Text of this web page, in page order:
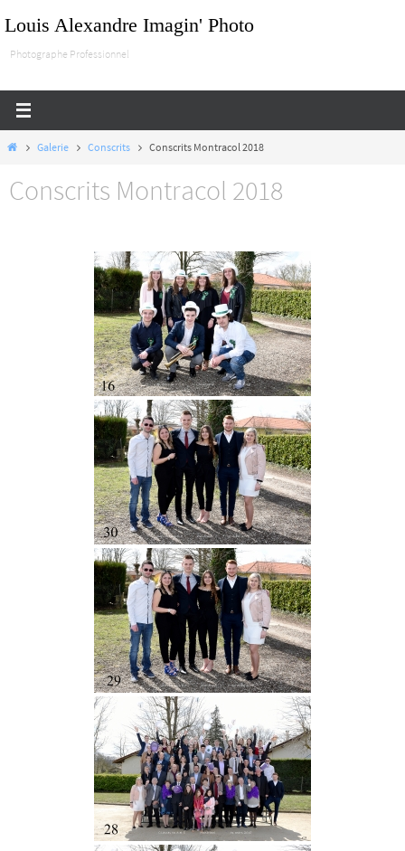
vers
Louis Alexandre Imagin' Photo
Photographe Professionnel
HomeGalerie Conscrits Conscrits Montracol 2018
Conscrits Montracol 2018